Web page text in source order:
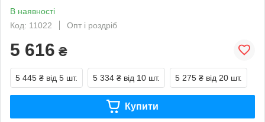
В наявності
Код: 11022
Опт і роздріб
5 616 ₴
5 445 ₴ від 5 шт. 5 334 ₴ від 10 шт. 5 275 ₴ від 20 шт.
Купити